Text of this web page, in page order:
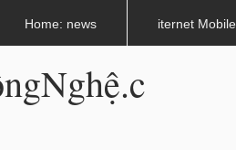
Home: news iternet Mobile